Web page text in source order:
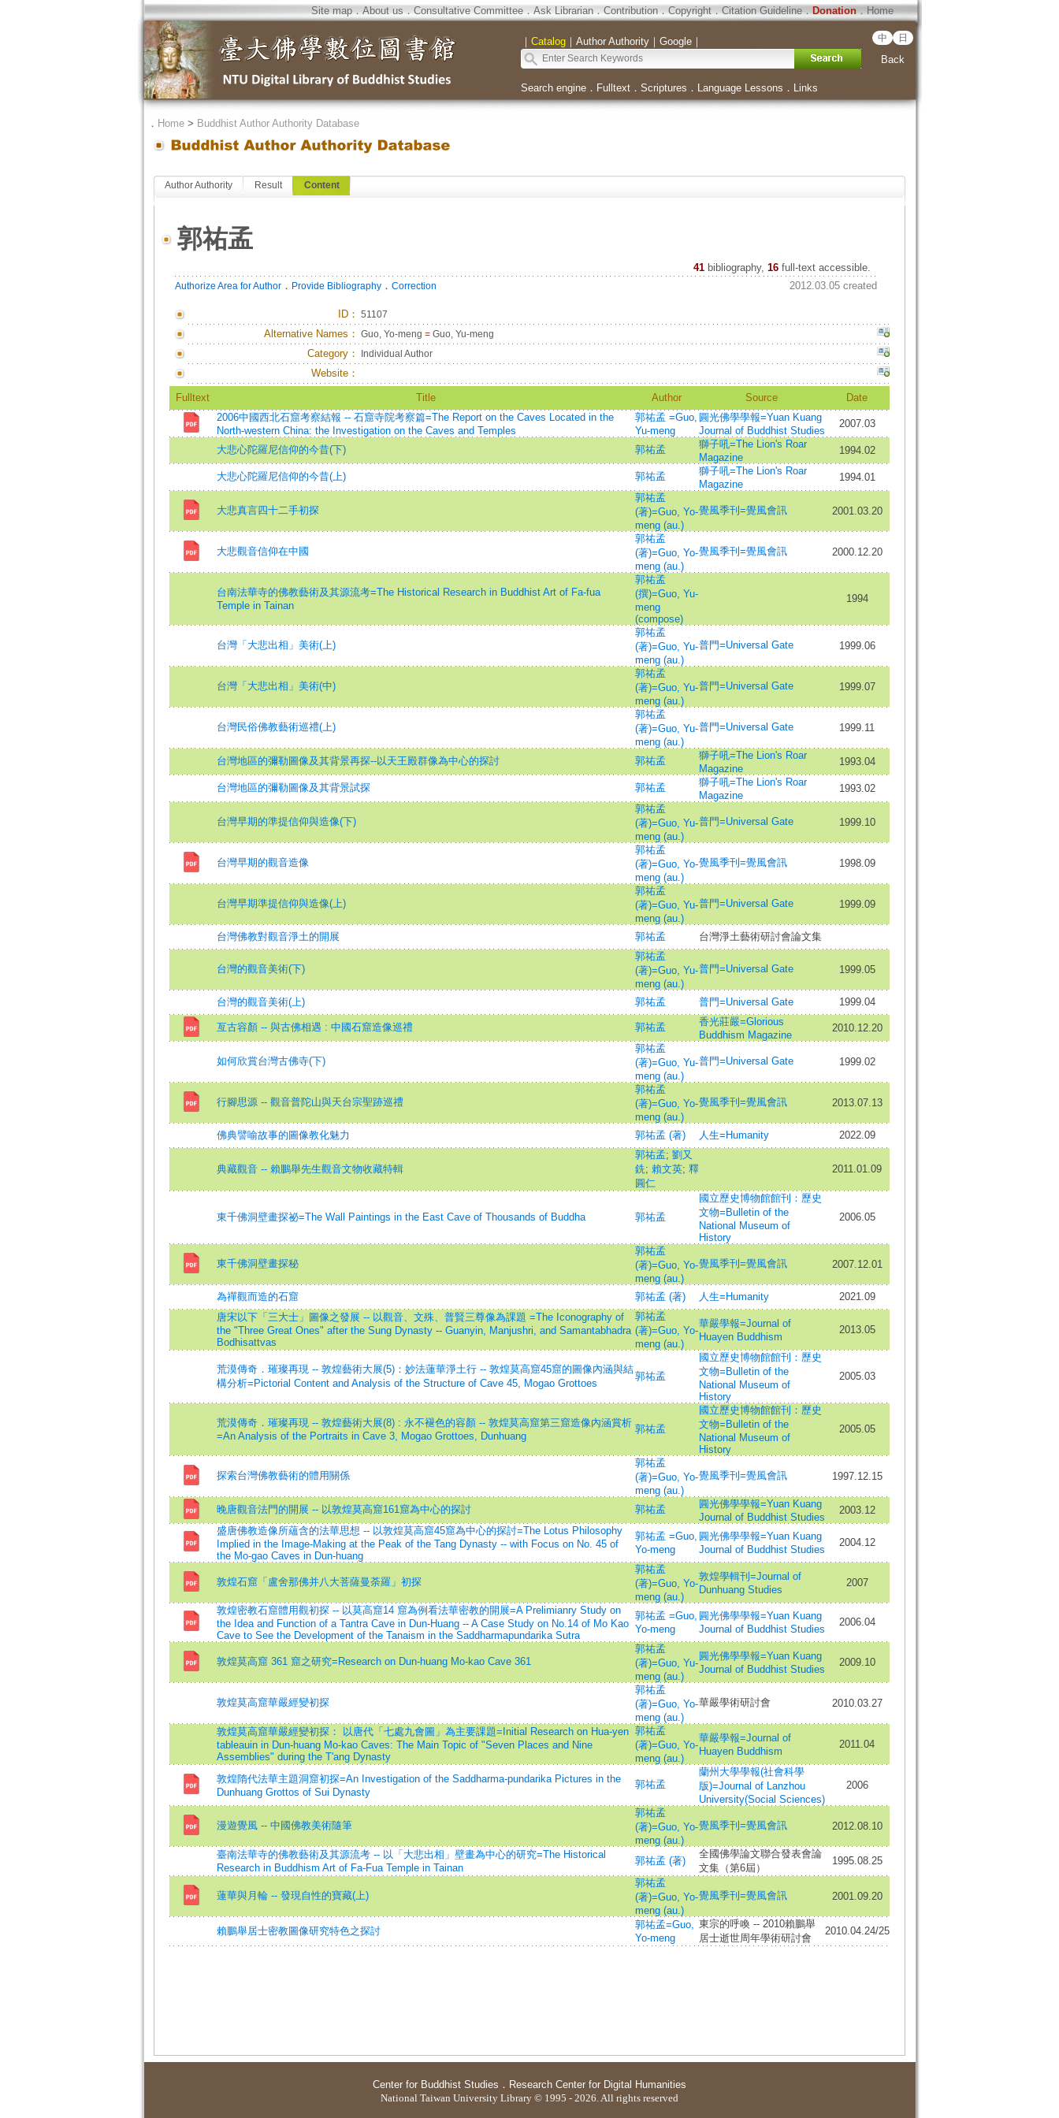
Site map．About us．Consultative Committee．Ask Librarian．Contribution．Copyright．Citation Guideline．Donation．Home
｜ Catalog｜ Author Authority｜ Google｜ 中 日
Back
Search engine． Fulltext． Scriptures ． Language Lessons ． Links
． Home> Buddhist Author Authority Database
Author Authority Result Content
郭祐孟
41 bibliography, 16full-text accessible.
Authorize Area for Author． Provide Bibliography． Correction 2012.03.05 created
ID： 51107
Alternative Names： Guo, Yo-meng =Guo, Yu-meng
Category： Individual Author
Website：
Fulltext Title Author Source
Date
2006中國西北石窟考察結報 -- 石窟寺院考察篇=The Report on the Caves Located in the
North-western China: the Investigation on the Caves and Temples
郭祐孟 =Guo,
Yu-meng
圓光佛學學報=Yuan Kuang
Journal of Buddhist Studies
2007.03
大悲心陀羅尼信仰的今昔(下) 郭祐孟
獅子吼=The Lion's Roar
Magazine
1994.02
大悲心陀羅尼信仰的今昔(上) 郭祐孟
獅子吼=The Lion's Roar
Magazine
1994.01
大悲真言四十二手初探
郭祐孟
(著)=Guo, Yo-
meng (au.)
覺風季刊=覺風會訊 2001.03.20
大悲觀音信仰在中國
郭祐孟
(著)=Guo, Yo-
meng (au.)
覺風季刊=覺風會訊 2000.12.20
台南法華寺的佛教藝術及其源流考=The Historical Research in Buddhist Art of Fa-fua
Temple in Tainan
郭祐孟
(撰)=Guo, Yu-
meng
(compose)
1994
台灣「大悲出相」美術(上)
郭祐孟
(著)=Guo, Yu-
meng (au.)
普門=Universal Gate 1999.06
台灣「大悲出相」美術(中)
郭祐孟
(著)=Guo, Yu-
meng (au.)
普門=Universal Gate 1999.07
台灣民俗佛教藝術巡禮(上)
郭祐孟
(著)=Guo, Yu-
meng (au.)
普門=Universal Gate 1999.11
台灣地區的彌勒圖像及其背景再探--以天王殿群像為中心的探討 郭祐孟
獅子吼=The Lion's Roar
Magazine
1993.04
台灣地區的彌勒圖像及其背景試探 郭祐孟
獅子吼=The Lion's Roar
Magazine
1993.02
台灣早期的準提信仰與造像(下)
郭祐孟
(著)=Guo, Yu-
meng (au.)
普門=Universal Gate 1999.10
台灣早期的觀音造像
郭祐孟
(著)=Guo, Yo-
meng (au.)
覺風季刊=覺風會訊 1998.09
台灣早期準提信仰與造像(上)
郭祐孟
(著)=Guo, Yu-
meng (au.)
普門=Universal Gate 1999.09
台灣佛教對觀音淨土的開展 郭祐孟 台灣淨土藝術研討會論文集
台灣的觀音美術(下)
郭祐孟
(著)=Guo, Yu-
meng (au.)
普門=Universal Gate 1999.05
台灣的觀音美術(上) 郭祐孟 普門=Universal Gate 1999.04
亙古容顏 -- 與古佛相遇 : 中國石窟造像巡禮 郭祐孟
香光莊嚴=Glorious
Buddhism Magazine
2010.12.20
如何欣賞台灣古佛寺(下)
郭祐孟
(著)=Guo, Yu-
meng (au.)
普門=Universal Gate 1999.02
行腳思源 -- 觀音普陀山與天台宗聖跡巡禮
郭祐孟
(著)=Guo, Yo-
meng (au.)
覺風季刊=覺風會訊 2013.07.13
佛典譬喻故事的圖像教化魅力 郭祐孟 (著) 人生=Humanity 2022.09
典藏觀音 -- 賴鵬舉先生觀音文物收藏特輯
郭祐孟; 劉又
銑; 賴文英; 釋
圓仁
2011.01.09
東千佛洞壁畫探祕=The Wall Paintings in the East Cave of Thousands of Buddha 郭祐孟
國立歷史博物館館刊：歷史
文物=Bulletin of the
National Museum of
History
2006.05
東千佛洞壁畫探秘
郭祐孟
(著)=Guo, Yo-
meng (au.)
覺風季刊=覺風會訊 2007.12.01
為禪觀而造的石窟 郭祐孟 (著) 人生=Humanity
2021.09
唐宋以下「三大士」圖像之發展 -- 以觀音、文殊、普賢三尊像為課題 =The Iconography of
the "Three Great Ones" after the Sung Dynasty -- Guanyin, Manjushri, and Samantabhadra
Bodhisattvas
郭祐孟
(著)=Guo, Yo-
meng (au.)
華嚴學報=Journal of
Huayen Buddhism
2013.05
荒漠傳奇．璀璨再現 -- 敦煌藝術大展(5)：妙法蓮華淨土行 -- 敦煌莫高窟45窟的圖像內涵與結
構分析=Pictorial Content and Analysis of the Structure of Cave 45, Mogao Grottoes
郭祐孟
國立歷史博物館館刊：歷史
文物=Bulletin of the
National Museum of
History
2005.03
荒漠傳奇．璀璨再現 -- 敦煌藝術大展(8) : 永不褪色的容顏 -- 敦煌莫高窟第三窟造像內涵賞析
=An Analysis of the Portraits in Cave 3, Mogao Grottoes, Dunhuang
郭祐孟
國立歷史博物館館刊：歷史
文物=Bulletin of the
National Museum of
History
2005.05
探索台灣佛教藝術的體用關係
郭祐孟
(著)=Guo, Yo-
meng (au.)
覺風季刊=覺風會訊 1997.12.15
晚唐觀音法門的開展 -- 以敦煌莫高窟161窟為中心的探討 郭祐孟
圓光佛學學報=Yuan Kuang
Journal of Buddhist Studies
2003.12
盛唐佛教造像所蘊含的法華思想 -- 以敦煌莫高窟45窟為中心的探討=The Lotus Philosophy
Implied in the Image-Making at the Peak of the Tang Dynasty -- with Focus on No. 45 of
the Mo-gao Caves in Dun-huang
郭祐孟 =Guo,
Yo-meng
圓光佛學學報=Yuan Kuang
Journal of Buddhist Studies
2004.12
敦煌石窟「盧舍那佛并八大菩薩曼荼羅」初探
郭祐孟
(著)=Guo, Yo-
meng (au.)
敦煌學輯刊=Journal of
Dunhuang Studies
2007
敦煌密教石窟體用觀初探 -- 以莫高窟14 窟為例看法華密教的開展=A Prelimianry Study on
the Idea and Function of a Tantra Cave in Dun-Huang -- A Case Study on No.14 of Mo Kao
Cave to See the Development of the Tanaism in the Saddharmapundarika Sutra
郭祐孟 =Guo,
Yo-meng
圓光佛學學報=Yuan Kuang
Journal of Buddhist Studies
2006.04
敦煌莫高窟 361 窟之研究=Research on Dun-huang Mo-kao Cave 361
郭祐孟
(著)=Guo, Yu-
meng (au.)
圓光佛學學報=Yuan Kuang
Journal of Buddhist Studies
2009.10
敦煌莫高窟華嚴經變初探
郭祐孟
(著)=Guo, Yo-
meng (au.)
華嚴學術研討會 2010.03.27
敦煌莫高窟華嚴經變初探： 以唐代「七處九會圖」為主要課題=Initial Research on Hua-yen
tableauin in Dun-huang Mo-kao Caves: The Main Topic of "Seven Places and Nine
Assemblies" during the T'ang Dynasty
郭祐孟
(著)=Guo, Yo-
meng (au.)
華嚴學報=Journal of
Huayen Buddhism
2011.04
敦煌隋代法華主題洞窟初探=An Investigation of the Saddharma-pundarika Pictures in the
Dunhuang Grottos of Sui Dynasty
郭祐孟
蘭州大學學報(社會科學
版)=Journal of Lanzhou
University(Social Sciences)
2006
漫遊覺風 -- 中國佛教美術隨筆
郭祐孟
(著)=Guo, Yo-
meng (au.)
覺風季刊=覺風會訊 2012.08.10
臺南法華寺的佛教藝術及其源流考 -- 以「大悲出相」壁畫為中心的研究=The Historical
Research in Buddhism Art of Fa-Fua Temple in Tainan
郭祐孟 (著)
全國佛學論文聯合發表會論
文集（第6屆）
1995.08.25
蓮華與月輪 -- 發現自性的寶藏(上)
郭祐孟
(著)=Guo, Yo-
meng (au.)
覺風季刊=覺風會訊 2001.09.20
賴鵬舉居士密教圖像研究特色之探討
郭祐孟=Guo,
Yo-meng
東宗的呼喚 -- 2010賴鵬舉
居士逝世周年學術研討會
2010.04.24/25
Center for Buddhist Studies ． Research Center for Digital Humanities
National Taiwan University Library © 1995 - 2026. All rights reserved